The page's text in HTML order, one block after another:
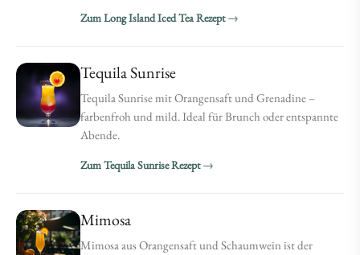
Zum Long Island Iced Tea Rezept
Tequila Sunrise
Tequila Sunrise mit Orangensaft und Grenadine –
farbenfroh und mild. Ideal für Brunch oder entspannte
Abende.
Zum Tequila Sunrise Rezept
Mimosa
Mimosa aus Orangensaft und Schaumwein ist der